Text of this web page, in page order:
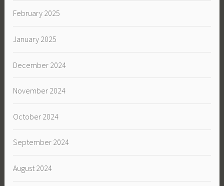
February 2025
January 2025
December 2024
November 2024
October 2024
September 2024
August 2024